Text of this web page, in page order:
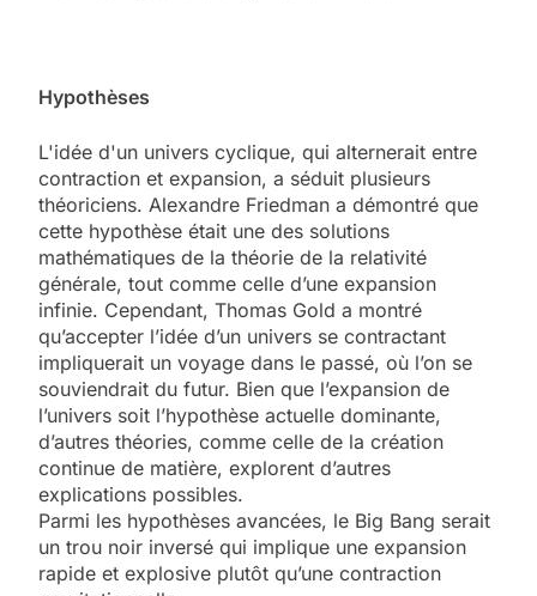
Hypothèses
L'idée d'un univers cyclique, qui alternerait entre
contraction et expansion, a séduit plusieurs
théoriciens. Alexandre Friedman a démontré que
cette hypothèse était une des solutions
mathématiques de la théorie de la relativité
générale, tout comme celle d’une expansion
infinie. Cependant, Thomas Gold a montré
qu’accepter l’idée d’un univers se contractant
impliquerait un voyage dans le passé, où l’on se
souviendrait du futur. Bien que l’expansion de
l’univers soit l’hypothèse actuelle dominante,
d’autres théories, comme celle de la création
continue de matière, explorent d’autres
explications possibles.
Parmi les hypothèses avancées, le Big Bang serait
un trou noir inversé qui implique une expansion
rapide et explosive plutôt qu’une contraction